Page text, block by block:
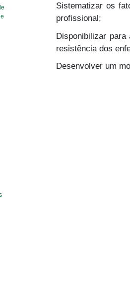
Sistematizar os
profissional;
Disponibilizar
resistência dos
Desenvolver um